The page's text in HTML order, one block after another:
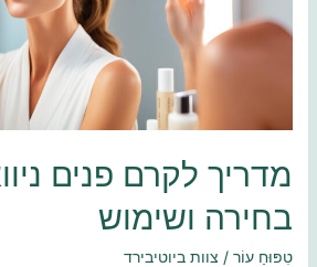
מדריך לקרם פנים
בחירה ושימוש
טִפּוּחַ עוֹר/ צוות ביוטיבירד
ושימוש